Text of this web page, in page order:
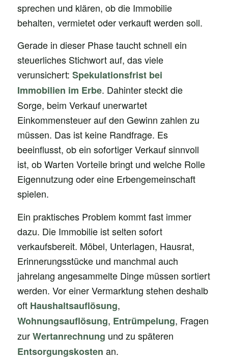
sprechen und klären, ob die Immobilie
behalten, vermietet oder verkauft werden soll.
Gerade in dieser Phase taucht schnell ein
steuerliches Stichwort auf, das viele
verunsichert: Spekulationsfrist bei
Immobilien im Erbe. Dahinter steckt die
Sorge, beim Verkauf unerwartet
Einkommensteuer auf den Gewinn zahlen zu
müssen. Das ist keine Randfrage. Es
beeinflusst, ob ein sofortiger Verkauf sinnvoll
ist, ob Warten Vorteile bringt und welche Rolle
Eigennutzung oder eine Erbengemeinschaft
spielen.
Ein praktisches Problem kommt fast immer
dazu. Die Immobilie ist selten sofort
verkaufsbereit. Möbel, Unterlagen, Hausrat,
Erinnerungsstücke und manchmal auch
jahrelang angesammelte Dinge müssen sortiert
werden. Vor einer Vermarktung stehen deshalb
oft Haushaltsauflösung,
Wohnungsauflösung, Entrümpelung, Fragen
zurWertanrechnung und zu späteren
Entsorgungskosten an.